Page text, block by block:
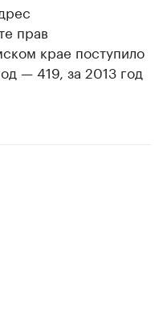
прав
крае поступило
— 419, за 2013 год